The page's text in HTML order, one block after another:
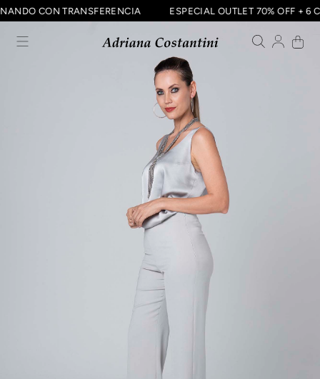
CON TRANSFERENCIA ESPECIAL OUTLET 70% OFF